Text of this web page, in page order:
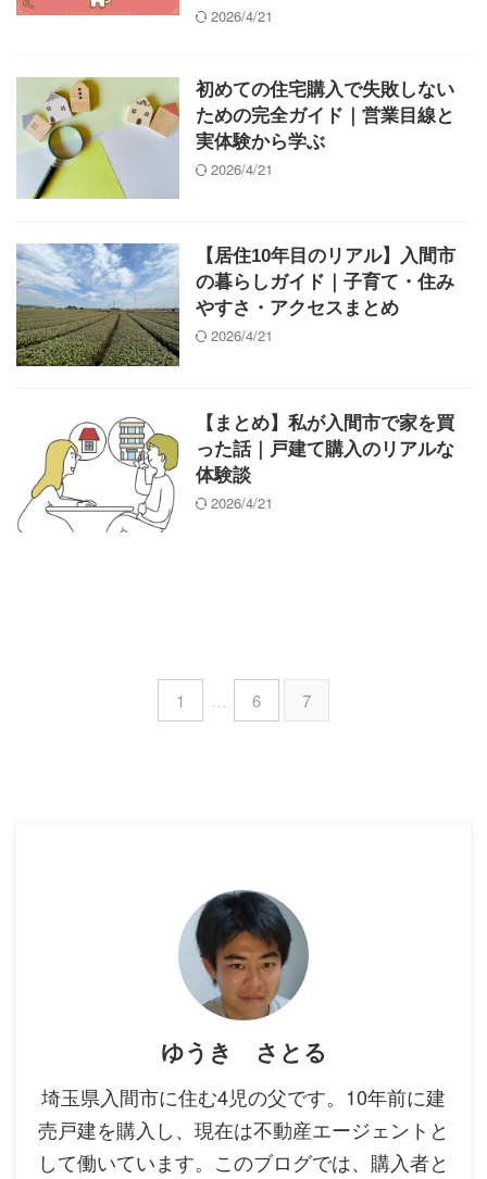
2026/4/21
初めての住宅購入で失敗しない
ための完全ガイド｜営業目線と
実体験から学ぶ
2026/4/21
【居住10年目のリアル】入間市
の暮らしガイド｜子育て・住み
やすさ・アクセスまとめ
2026/4/21
【まとめ】私が入間市で家を買
った話｜戸建て購入のリアルな
体験談
2026/4/21
1 … 6 7
ゆうき さとる
埼玉県入間市に住む4児の父です。10年前に建
売戸建を購入し、現在は不動産エージェントと
して働いています。このブログでは、購入者と